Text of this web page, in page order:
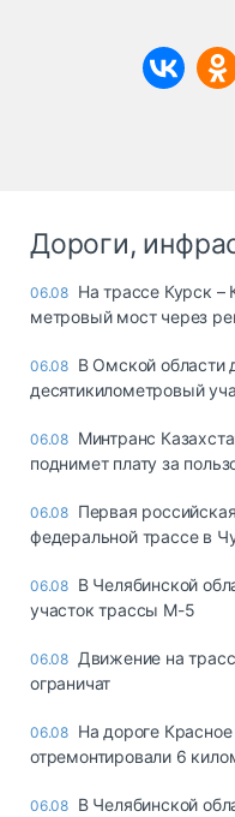
Дороги,
06.08 На трассе Курск –
метровый мост через
06.08 В Омской
десятикилометровый
06.08 Минтранс
поднимет плату за
06.08 Первая
федеральной трассе в
06.08 В Челябинской
участок трассы М-5
06.08 Движение на
ограничат
06.08 На дороге
отремонтировали 6
06.08 В Челябинской